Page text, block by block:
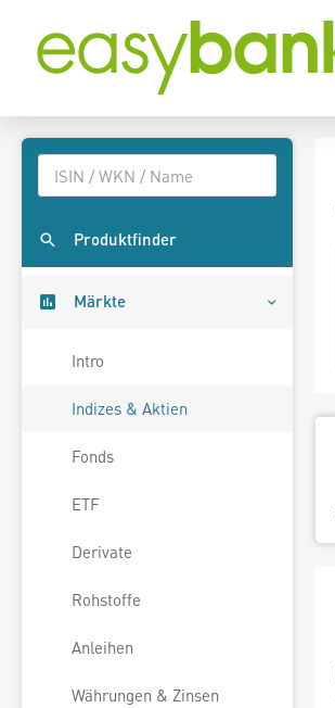
Produktfinder
Märkte
Intro
Indizes & Aktien
Fonds
ETF
Derivate
Rohstoffe
Anleihen
Währungen & Zinsen